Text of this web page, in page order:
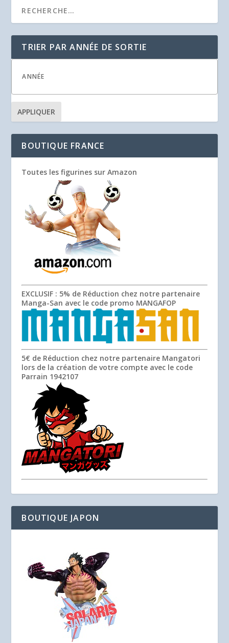
TRIER PAR ANNÉE DE SORTIE
APPLIQUER
BOUTIQUE FRANCE
Toutes les figurines sur Amazon
EXCLUSIF : 5% de Réduction chez notre partenaire
Manga-San avec le code promo MANGAFOP
5€ de Réduction chez notre partenaire Mangatori
lors de la création de votre compte avec le code
Parrain 1942107
BOUTIQUE JAPON